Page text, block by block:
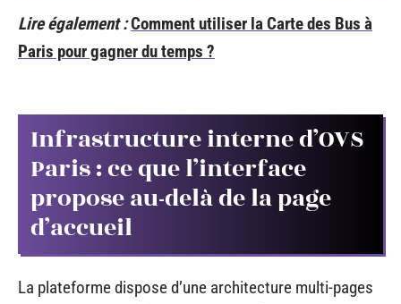
Lire également :Comment utiliser la Carte des Bus à
Paris pour gagner du temps ?
Infrastructure interne d’OVS
Paris : ce que l’interface
propose au-delà de la page
d’accueil
La plateforme dispose d’une architecture multi-pages